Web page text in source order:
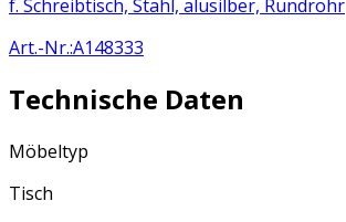
f. Schreibtisch, Stahl, alusilber, Rundrohr
Art.-Nr.:A148333
Technische Daten
Möbeltyp
Tisch